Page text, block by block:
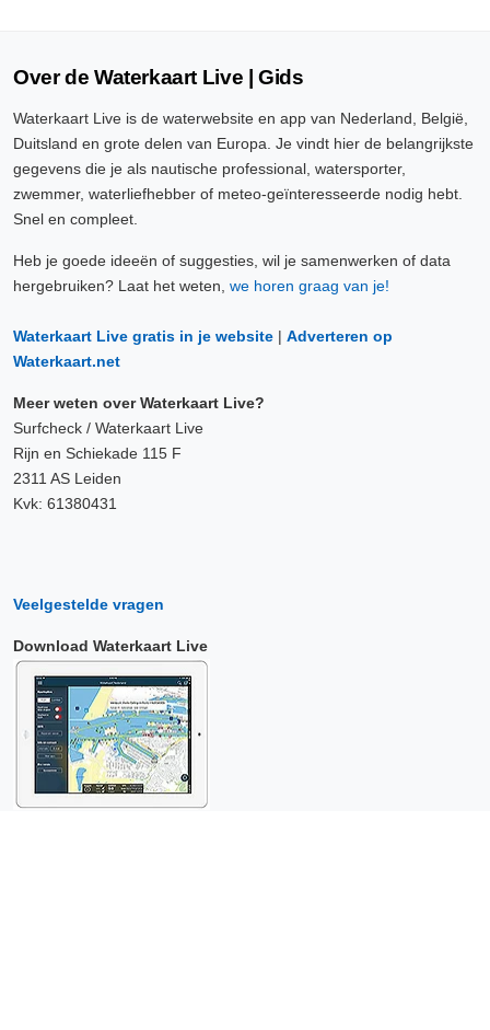
Over de Waterkaart Live | Gids
Waterkaart Live is de waterwebsite en app van Nederland, België,
Duitsland en grote delen van Europa. Je vindt hier de belangrijkste
gegevens die je als nautische professional, watersporter,
zwemmer, waterliefhebber of meteo-geïnteresseerde nodig hebt.
Snel en compleet.
Heb je goede ideeën of suggesties, wil je samenwerken of data
hergebruiken? Laat het weten, we horen graag van je!
Waterkaart Live gratis in je website | Adverteren op
Waterkaart.net
Meer weten over Waterkaart Live?
Surfcheck / Waterkaart Live
Rijn en Schiekade 115 F
2311 AS Leiden
Kvk: 61380431
Veelgestelde vragen
Download Waterkaart Live